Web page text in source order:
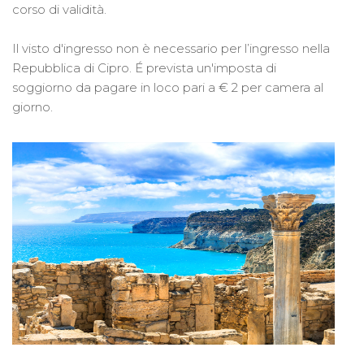
corso di validità.
Il visto d'ingresso non è necessario per l’ingresso nella
Repubblica di Cipro. É prevista un'imposta di
soggiorno da pagare in loco pari a € 2 per camera al
giorno.